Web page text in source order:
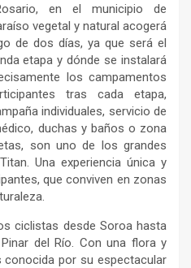
en el municipio de
vegetal y natural acogerá
de dos días, ya que será el
etapa y dónde se instalará
los campamentos
tras cada etapa,
individuales, servicio de
duchas y baños o zona
son uno de los grandes
Una experiencia única y
que conviven en zonas
ciclistas desde Soroa hasta
del Río. Con una flora y
conocida por su espectacular